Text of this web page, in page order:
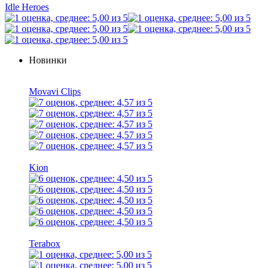
Idle Heroes
Новинки
Movavi Clips
Kion
Terabox